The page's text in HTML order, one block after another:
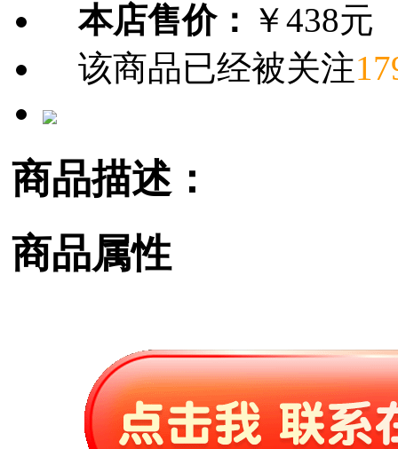
本店售价： ￥438元
该商品已经被关注
商品描述：
商品属性